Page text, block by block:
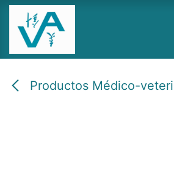
Ir al contenido
Productos Médico-